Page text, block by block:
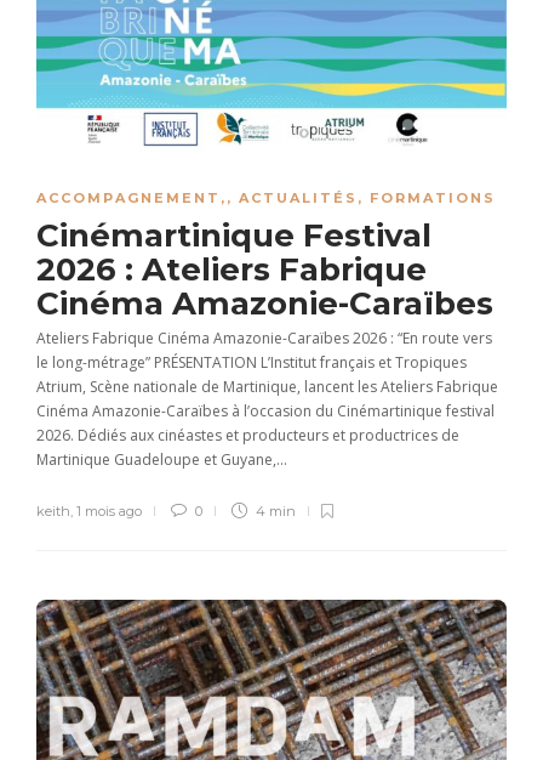
ACCOMPAGNEMENT, , ACTUALITÉS , FORMATIONS
Cinémartinique Festival
2026 : Ateliers Fabrique
Cinéma Amazonie-Caraïbes
Ateliers Fabrique Cinéma Amazonie-Caraïbes 2026 : “En route vers
le long-métrage” PRÉSENTATION L’Institut français et Tropiques
Atrium, Scène nationale de Martinique, lancent les Ateliers Fabrique
Cinéma Amazonie-Caraïbes à l’occasion du Cinémartinique festival
2026. Dédiés aux cinéastes et producteurs et productrices de
Martinique Guadeloupe et Guyane,...
keith, 1 mois ago 0 4 min